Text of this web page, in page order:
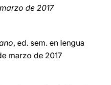
de 2017
, ed. sem. en lengua
marzo de 2017